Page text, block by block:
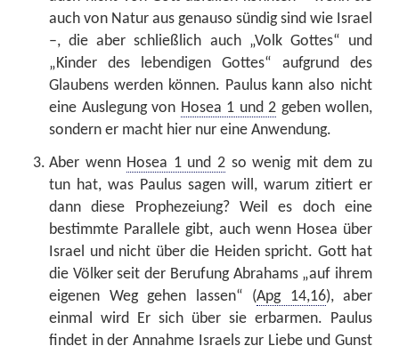
auch von Natur aus genauso sündig sind wie Israel
–, die aber schließlich auch „Volk Gottes“ und
„Kinder des lebendigen Gottes“ aufgrund des
Glaubens werden können. Paulus kann also nicht
eine Auslegung von Hosea 1 und 2 geben wollen,
sondern er macht hier nur eine Anwendung.
Aber wenn Hosea 1 und 2 so wenig mit dem zu
tun hat, was Paulus sagen will, warum zitiert er
dann diese Prophezeiung? Weil es doch eine
bestimmte Parallele gibt, auch wenn Hosea über
Israel und nicht über die Heiden spricht. Gott hat
die Völker seit der Berufung Abrahams „auf ihrem
eigenen Weg gehen lassen“ (Apg 14,16), aber
einmal wird Er sich über sie erbarmen. Paulus
findet in der Annahme Israels zur Liebe und Gunst